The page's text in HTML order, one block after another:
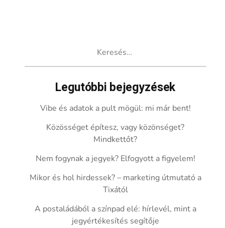
Legutóbbi bejegyzések
Vibe és adatok a pult mögül: mi már bent!
Közösséget építesz, vagy közönséget?
Mindkettőt?
Nem fogynak a jegyek? Elfogyott a figyelem!
Mikor és hol hirdessek? – marketing útmutató a
Tixától
A postaládából a színpad elé: hírlevél, mint a
jegyértékesítés segítője